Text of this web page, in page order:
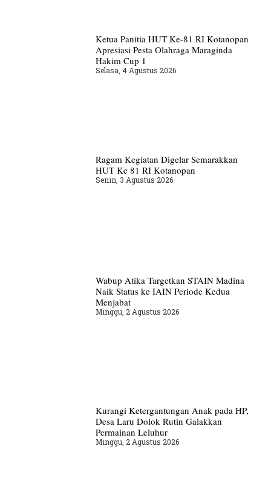
Ketua Panitia HUT Ke-81 RI Kotanopan
Apresiasi Pesta Olahraga Maraginda
Hakim Cup 1
Selasa, 4 Agustus 2026
Ragam Kegiatan Digelar Semarakkan
HUT Ke 81 RI Kotanopan
Senin, 3 Agustus 2026
Wabup Atika Targetkan STAIN Madina
Naik Status ke IAIN Periode Kedua
Menjabat
Minggu, 2 Agustus 2026
Kurangi Ketergantungan Anak pada HP,
Desa Laru Dolok Rutin Galakkan
Permainan Leluhur
Minggu, 2 Agustus 2026